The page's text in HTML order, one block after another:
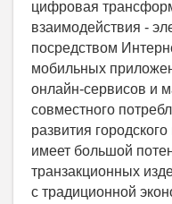
цифровая
взаимодействия -
посредством
мобильных
онлайн-сервисов и
совместного
развития
имеет большой
транзакционных
с традиционной